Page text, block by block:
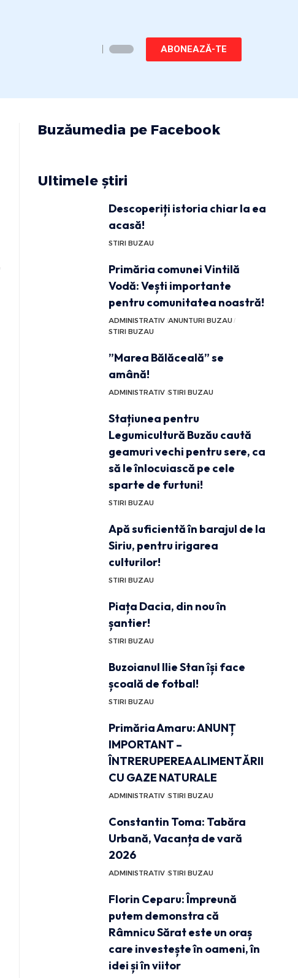
ABONEAZĂ-TE
Buzăumedia pe Facebook
Ultimele știri
Descoperiți istoria chiar la ea
acasă!
STIRI BUZAU
Primăria comunei Vintilă
Vodă: Vești importante
pentru comunitatea noastră!
ADMINISTRATIV ANUNTURI BUZAU
STIRI BUZAU
”Marea Bălăceală” se
amână!
ADMINISTRATIV STIRI BUZAU
Stațiunea pentru
Legumicultură Buzău caută
geamuri vechi pentru sere, ca
să le înlocuiască pe cele
sparte de furtuni!
STIRI BUZAU
Apă suficientă în barajul de la
Siriu, pentru irigarea
culturilor!
STIRI BUZAU
Piața Dacia, din nou în
șantier!
STIRI BUZAU
Buzoianul Ilie Stan își face
școală de fotbal!
STIRI BUZAU
Primăria Amaru: ANUNȚ
IMPORTANT –
ÎNTRERUPEREA ALIMENTĂRII
CU GAZE NATURALE
ADMINISTRATIV STIRI BUZAU
Constantin Toma: Tabăra
Urbană, Vacanța de vară
2026
ADMINISTRATIV STIRI BUZAU
Florin Ceparu: Împreună
putem demonstra că
Râmnicu Sărat este un oraș
care investește în oameni, în
idei și în viitor